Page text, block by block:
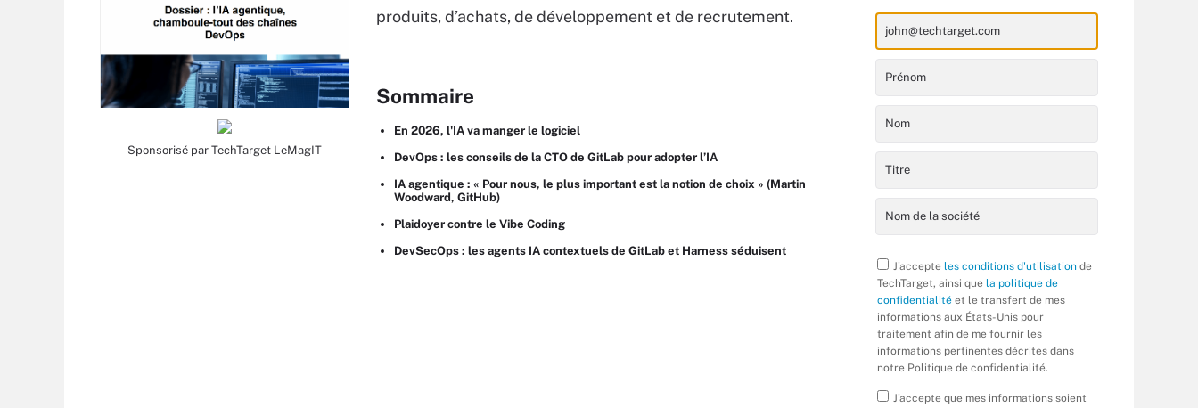
Sponsorisé par TechTarget LeMagIT
produits, d’achats, de développement et de recrutement.
Sommaire
En 2026, l'IA va manger le logiciel
DevOps : les conseils de la CTO de GitLab pour adopter l’IA
IA agentique : « Pour nous, le plus important est la notion de choix » (Martin
Woodward, GitHub)
Plaidoyer contre le Vibe Coding
DevSecOps : les agents IA contextuels de GitLab et Harness séduisent
J'accepte les conditions d'utilisation de
TechTarget, ainsi que la politique de
confidentialité et le transfert de mes
informations aux États-Unis pour
traitement afin de me fournir les
informations pertinentes décrites dans
notre Politique de confidentialité.
J'accepte que mes informations soient